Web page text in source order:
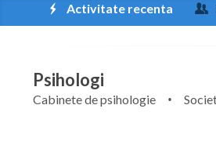
Activitate recenta
Psihologi
Cabinete de psihologie